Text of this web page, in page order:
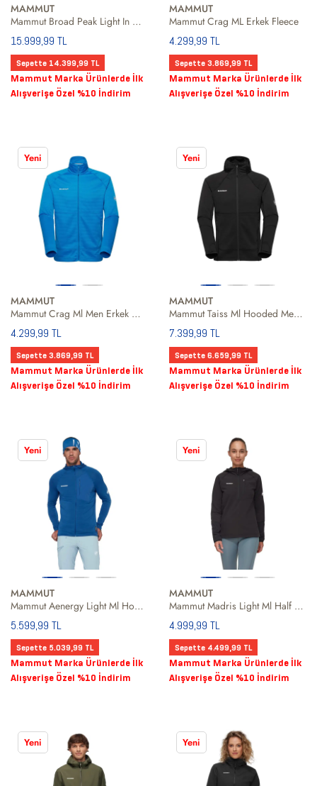
MAMMUT
Mammut Broad Peak Light In Hooded Men Erkek Siyah Outdoor Ceketi
15.999,99 TL
Sepette 14.399,99 TL
Mammut Marka Ürünlerde İlk
Alışverişe Özel %10 İndirim
MAMMUT
Mammut Crag ML Erkek Fleece
4.299,99 TL
Sepette 3.869,99 TL
Mammut Marka Ürünlerde İlk
Alışverişe Özel %10 İndirim
Yeni
MAMMUT
Mammut Crag Ml Men Erkek Mavi Fleece
4.299,99 TL
Sepette 3.869,99 TL
Mammut Marka Ürünlerde İlk
Alışverişe Özel %10 İndirim
Yeni
MAMMUT
Mammut Taiss Ml Hooded Men Erkek Siyah Fleece
7.399,99 TL
Sepette 6.659,99 TL
Mammut Marka Ürünlerde İlk
Alışverişe Özel %10 İndirim
Yeni
MAMMUT
Mammut Aenergy Light Ml Hooded Men Erkek Mavi Fleece
5.599,99 TL
Sepette 5.039,99 TL
Mammut Marka Ürünlerde İlk
Alışverişe Özel %10 İndirim
Yeni
MAMMUT
Mammut Madris Light Ml Half Zip Hoody Women Kadın Siyah Fleece
4.999,99 TL
Sepette 4.499,99 TL
Mammut Marka Ürünlerde İlk
Alışverişe Özel %10 İndirim
Yeni Yeni